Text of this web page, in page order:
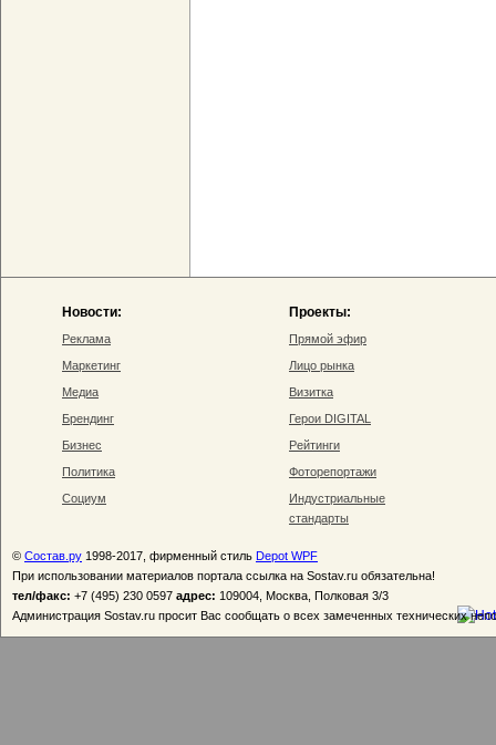
Новости:
Реклама
Маркетинг
Медиа
Брендинг
Бизнес
Политика
Социум
Проекты:
Прямой эфир
Лицо рынка
Визитка
Герои DIGITAL
Рейтинги
Фоторепортажи
Индустриальные
стандарты
© Состав.ру 1998-2017, фирменный стиль Depot WPF
При использовании материалов портала ссылка на Sostav.ru обязательна!
тел/факс: +7 (495) 230 0597 адрес: 109004, Москва, Полковая 3/3
Администрация Sostav.ru просит Вас сообщать о всех замеченных технических